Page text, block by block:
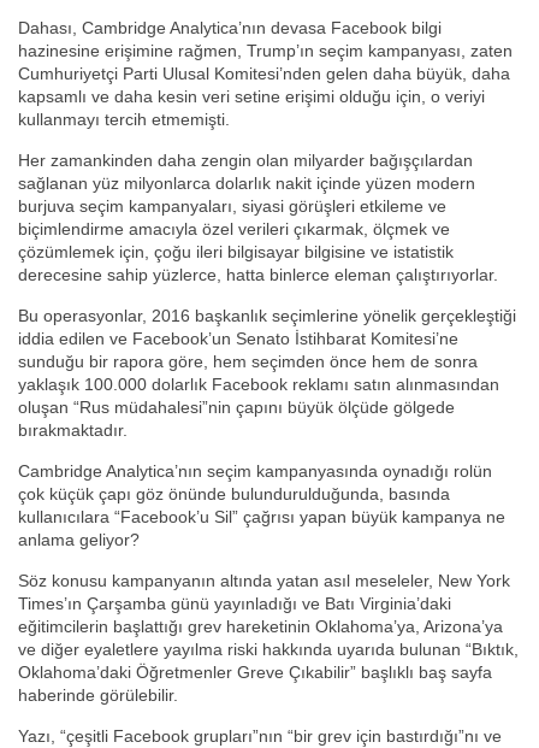
Dahası, Cambridge Analytica’nın devasa Facebook bilgi
hazinesine erişimine rağmen, Trump’ın seçim kampanyası, zaten
Cumhuriyetçi Parti Ulusal Komitesi’nden gelen daha büyük, daha
kapsamlı ve daha kesin veri setine erişimi olduğu için, o veriyi
kullanmayı tercih etmemişti.
Her zamankinden daha zengin olan milyarder bağışçılardan
sağlanan yüz milyonlarca dolarlık nakit içinde yüzen modern
burjuva seçim kampanyaları, siyasi görüşleri etkileme ve
biçimlendirme amacıyla özel verileri çıkarmak, ölçmek ve
çözümlemek için, çoğu ileri bilgisayar bilgisine ve istatistik
derecesine sahip yüzlerce, hatta binlerce eleman çalıştırıyorlar.
Bu operasyonlar, 2016 başkanlık seçimlerine yönelik gerçekleştiği
iddia edilen ve Facebook’un Senato İstihbarat Komitesi’ne
sunduğu bir rapora göre, hem seçimden önce hem de sonra
yaklaşık 100.000 dolarlık Facebook reklamı satın alınmasından
oluşan “Rus müdahalesi”nin çapını büyük ölçüde gölgede
bırakmaktadır.
Cambridge Analytica’nın seçim kampanyasında oynadığı rolün
çok küçük çapı göz önünde bulundurulduğunda, basında
kullanıcılara “Facebook’u Sil” çağrısı yapan büyük kampanya ne
anlama geliyor?
Söz konusu kampanyanın altında yatan asıl meseleler, New York
Times’ın Çarşamba günü yayınladığı ve Batı Virginia’daki
eğitimcilerin başlattığı grev hareketinin Oklahoma’ya, Arizona’ya
ve diğer eyaletlere yayılma riski hakkında uyarıda bulunan “Bıktık,
Oklahoma’daki Öğretmenler Greve Çıkabilir” başlıklı baş sayfa
haberinde görülebilir.
Yazı, “çeşitli Facebook grupları”nın “bir grev için bastırdığı”nı ve